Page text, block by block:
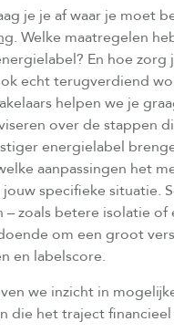
je je af waar je moet
. Welke maatregelen
En hoe zorg
echt terugverdiend
helpen we je
over de stappen
energielabel
aanpassingen het
specifieke situatie.
– zoals betere isolatie of
om een groot
en labelscore.
we inzicht in
die het traject